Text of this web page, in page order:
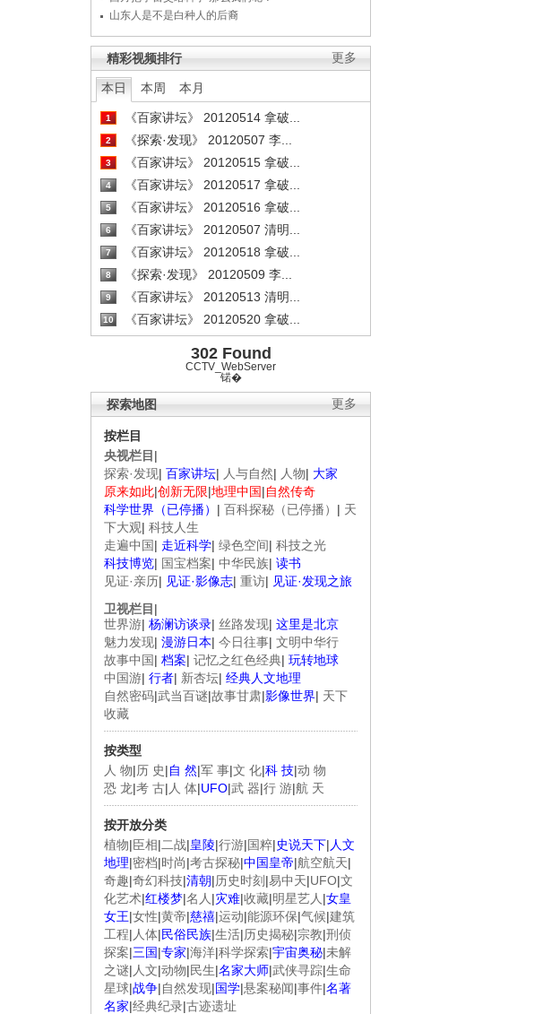
山东人是不是白种人的后裔
更多
精彩视频排行
本日 本周 本月
1 《百家讲坛》 20120514 拿破...
2 《探索·发现》 20120507 李...
3 《百家讲坛》 20120515 拿破...
4 《百家讲坛》 20120517 拿破...
5 《百家讲坛》 20120516 拿破...
6 《百家讲坛》 20120507 清明...
7 《百家讲坛》 20120518 拿破...
8 《探索·发现》 20120509 李...
9 《百家讲坛》 20120513 清明...
10 《百家讲坛》 20120520 拿破...
302 Found
CCTV_WebServer
锘�
更多
探索地图
按栏目
央视栏目 |
探索·发现| 百家讲坛| 人与自然| 人物| 大家
原来如此|创新无限|地理中国|自然传奇
科学世界（已停播） | 百科探秘（已停播） | 天
下大观| 科技人生
走遍中国| 走近科学| 绿色空间| 科技之光
科技博览| 国宝档案| 中华民族| 读书
见证·亲历| 见证·影像志| 重访| 见证·发现之旅
卫视栏目 |
世界游| 杨澜访谈录| 丝路发现| 这里是北京
魅力发现| 漫游日本| 今日往事| 文明中华行
故事中国| 档案| 记忆之红色经典| 玩转地球
中国游| 行者| 新杏坛| 经典人文地理
自然密码|武当百谜|故事甘肃|影像世界| 天下
收藏
按类型
人 物|历 史|自 然|军 事|文 化|科 技|动 物
恐 龙|考 古| 人 体|UFO|武 器|行 游|航 天
按开放分类
植物|臣相|二战|皇陵|行游|国粹|史说天下| 人文
地理|密档|时尚|考古探秘|中国皇帝|航空航天|
奇趣|奇幻科技|清朝|历史时刻 |易中天|UFO|文
化艺术|红楼梦|名人 |灾难|收藏|明星艺人 |女皇
女王|女性|黄帝|慈禧|运动|能源环保|气候|建筑
工程| 人体|民俗民族|生活|历史揭秘|宗教|刑侦
探案|三国|专家|海洋|科学探索|宇宙奥秘|未解
之谜| 人文|动物|民生|名家大师|武侠寻踪|生命
星球|战争|自然发现|国学|悬案秘闻|事件|名著
名家|经典纪录|古迹遗址